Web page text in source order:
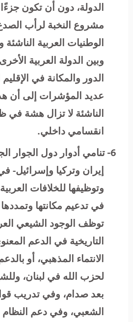
الدولة، دون أن تكون
مشروع النخبة لرأب
الوطنيات العربية الناشئة
وبين الدولة العربية
الدور والمكانة في
عديد المؤشرات إلى أن
الناشئة لا تزال هشة
انقسامي داخلي.
6- تنامي أدوار دول الجوار
إيران وتركيا وإسرائيل-
وتوظيفها للخلافات العربية
في تدعيم مكانتها
توظف الوجود الشيعي
التاريخية في الدعم
الانتماء المذهبي، أو
لحزب الله في لبنان،
بعد صدام، وفي تدريب
الشعبي، وفي دعم